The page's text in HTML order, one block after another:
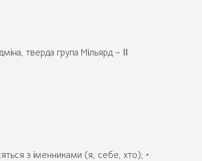
тверда група Мільярд – ІІ
з іменниками (я, себе, хто); •